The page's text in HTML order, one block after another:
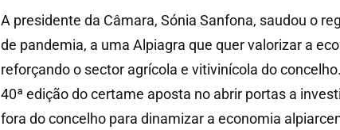
A presidente da Câmara, Sónia Sanfona, saudou o
de pandemia, a uma Alpiagra que quer valorizar a
reforçando o sector agrícola e vitivinícola do
40ª edição do certame aposta no abrir portas a
fora do concelho para dinamizar a economia